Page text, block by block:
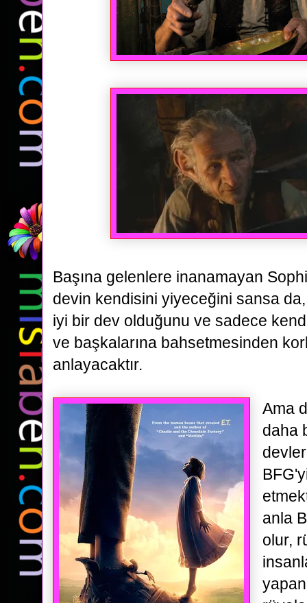
Başına gelenlere inanamayan
devin kendisini yiyeceğini sansa
iyi bir dev olduğunu ve sadece
ve başkalarına bahsetmesinden
anlayacaktır.
Ama
daha
anla
olur,